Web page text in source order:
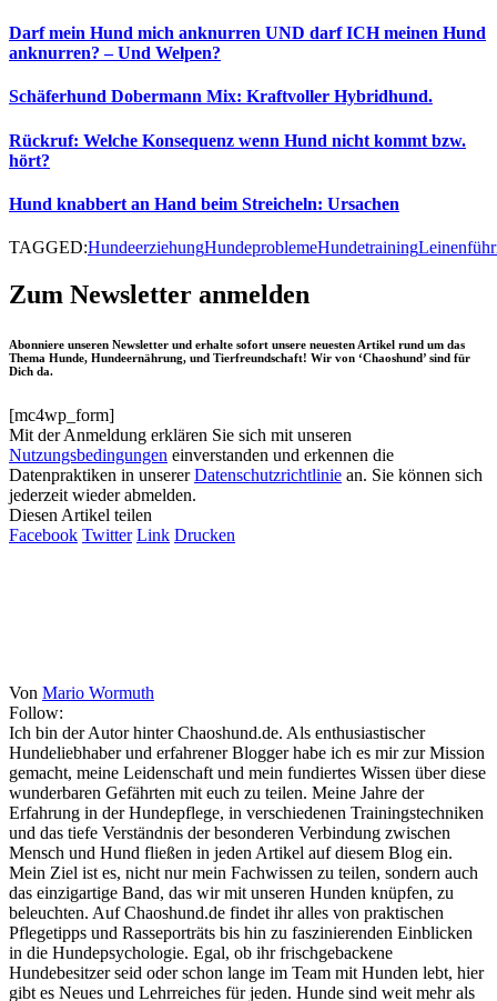
Darf mein Hund mich anknurren UND darf ICH meinen Hund
anknurren? – Und Welpen?
Schäferhund Dobermann Mix: Kraftvoller Hybridhund.
Rückruf: Welche Konsequenz wenn Hund nicht kommt bzw.
hört?
Hund knabbert an Hand beim Streicheln: Ursachen
TAGGED:HundeerziehungHundeproblemeHundetraining
Zum Newsletter anmelden
Abonniere unseren Newsletter und erhalte sofort unsere neuesten Artikel rund um das
Thema Hunde, Hundeernährung, und Tierfreundschaft! Wir von ‘Chaoshund’ sind für
Dich da.
[mc4wp_form]
Mit der Anmeldung erklären Sie sich mit unseren
Nutzungsbedingungen einverstanden und erkennen die
Datenpraktiken in unsererDatenschutzrichtlinie an. Sie können sich
jederzeit wieder abmelden.
Diesen Artikel teilen
Facebook Twitter Link Drucken
Von Mario Wormuth
Follow:
Ich bin der Autor hinter Chaoshund.de. Als enthusiastischer
Hundeliebhaber und erfahrener Blogger habe ich es mir zur Mission
gemacht, meine Leidenschaft und mein fundiertes Wissen über diese
wunderbaren Gefährten mit euch zu teilen. Meine Jahre der
Erfahrung in der Hundepflege, in verschiedenen Trainingstechniken
und das tiefe Verständnis der besonderen Verbindung zwischen
Mensch und Hund fließen in jeden Artikel auf diesem Blog ein.
Mein Ziel ist es, nicht nur mein Fachwissen zu teilen, sondern auch
das einzigartige Band, das wir mit unseren Hunden knüpfen, zu
beleuchten. Auf Chaoshund.de findet ihr alles von praktischen
Pflegetipps und Rasseporträts bis hin zu faszinierenden Einblicken
in die Hundepsychologie. Egal, ob ihr frischgebackene
Hundebesitzer seid oder schon lange im Team mit Hunden lebt, hier
gibt es Neues und Lehrreiches für jeden. Hunde sind weit mehr als